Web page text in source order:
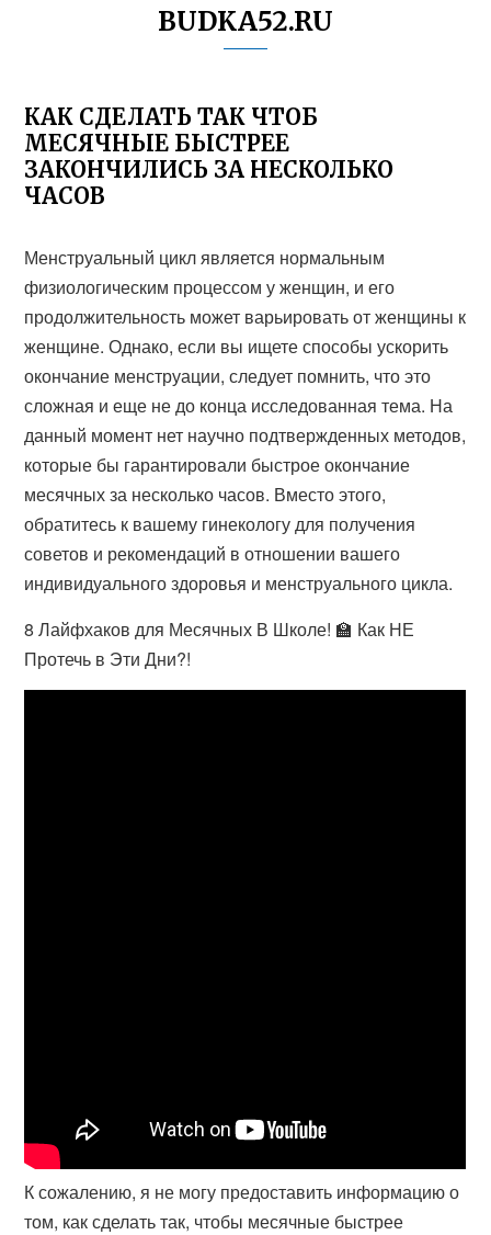
BUDKA52.RU
КАК СДЕЛАТЬ ТАК ЧТОБ
МЕСЯЧНЫЕ БЫСТРЕЕ
ЗАКОНЧИЛИСЬ ЗА НЕСКОЛЬКО
ЧАСОВ
Менструальный цикл является нормальным
физиологическим процессом у женщин, и его
продолжительность может варьировать от женщины к
женщине. Однако, если вы ищете способы ускорить
окончание менструации, следует помнить, что это
сложная и еще не до конца исследованная тема. На
данный момент нет научно подтвержденных методов,
которые бы гарантировали быстрое окончание
месячных за несколько часов. Вместо этого,
обратитесь к вашему гинекологу для получения
советов и рекомендаций в отношении вашего
индивидуального здоровья и менструального цикла.
8 Лайфхаков для Месячных В Школе! 🏫 Как НЕ
Протечь в Эти Дни?!
К сожалению, я не могу предоставить информацию о
том, как сделать так, чтобы месячные быстрее